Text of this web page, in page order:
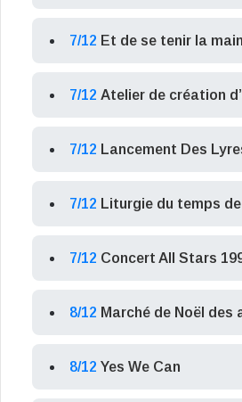
7/12 Et de se tenir la main
7/12 Atelier de création
7/12 Lancement Des
7/12 Liturgie du temps
7/12 Concert All Stars
8/12 Marché de Noël
8/12 Yes We Can